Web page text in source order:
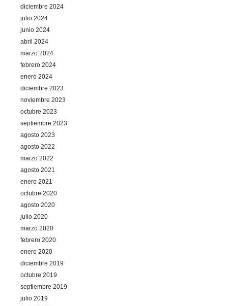
diciembre 2024
julio 2024
junio 2024
abril 2024
marzo 2024
febrero 2024
enero 2024
diciembre 2023
noviembre 2023
octubre 2023
septiembre 2023
agosto 2023
agosto 2022
marzo 2022
agosto 2021
enero 2021
octubre 2020
agosto 2020
julio 2020
marzo 2020
febrero 2020
enero 2020
diciembre 2019
octubre 2019
septiembre 2019
julio 2019